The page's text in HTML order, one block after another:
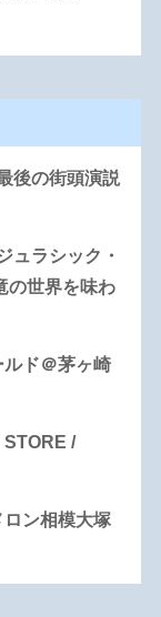
後の街頭演説
ュラシック・
の世界を味わ
ルド＠茅ヶ崎
STORE /
ロン相模大塚